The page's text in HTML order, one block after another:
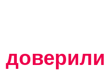
доверили